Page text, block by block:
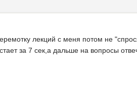
лекций с меня потом не
за 7 сек,а дальше на вопросы